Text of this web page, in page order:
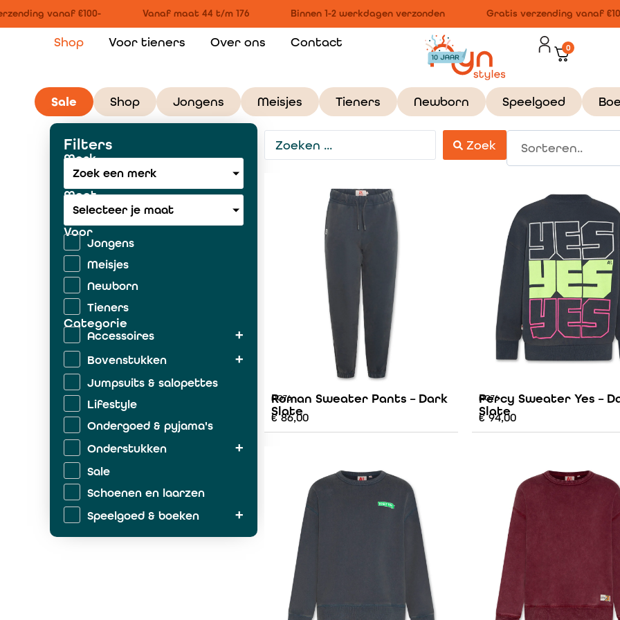
vanaf €100- Vanaf maat 44 t/m 176 Binnen 1-2 werkdagen verzonden Gratis verzending vanaf
Shop Voor tieners Over ons Contact 0
Sale Shop Jongens Meisjes Tieners Newborn Speelgoed
Filters
Merk
Zoek een merk
Maat
Selecteer je maat
Voor
Jongens
Meisjes
Newborn
Tieners
Categorie
Accessoires
Bovenstukken
Jumpsuits & salopettes
Lifestyle
Ondergoed & pyjama's
Onderstukken
Sale
Schoenen en laarzen
Speelgoed & boeken
Zwemkleding
Zoek
AO76
Roman Sweater Pants – Dark
Slate
€86,00
AO76
Percy Sweater Yes –
Slate
€94,00